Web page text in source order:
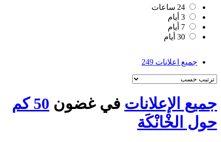
24 ساعات
3 أيام
7 أيام
30 أيام
جميع اعلانات 249
جميع الإعلانات في غضون
50 كم
حول الخْانْكَة